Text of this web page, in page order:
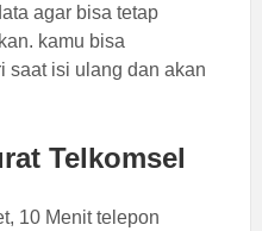
agar bisa tetap
kamu bisa
saat isi ulang dan akan
Telkomsel
10 Menit telepon